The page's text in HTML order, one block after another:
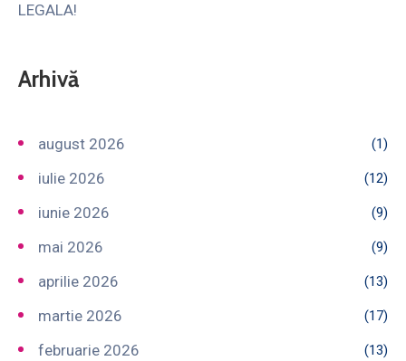
LEGALA!
Arhivă
august 2026 (1)
iulie 2026 (12)
iunie 2026 (9)
mai 2026 (9)
aprilie 2026 (13)
martie 2026 (17)
februarie 2026 (13)